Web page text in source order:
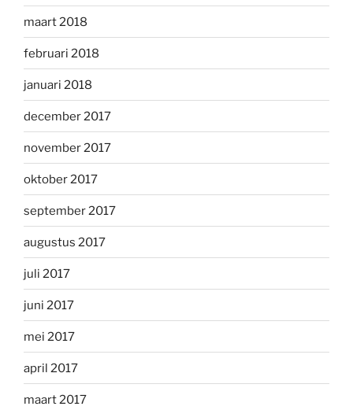
maart 2018
februari 2018
januari 2018
december 2017
november 2017
oktober 2017
september 2017
augustus 2017
juli 2017
juni 2017
mei 2017
april 2017
maart 2017